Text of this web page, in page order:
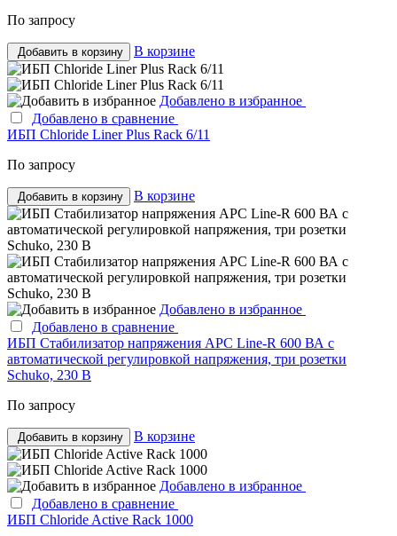
По запросу
Добавить в корзину В корзине
Добавлено в избранное
Добавлено в сравнение
ИБП Chloride Liner Plus Rack 6/11
По запросу
Добавить в корзину В корзине
Добавлено в избранное
Добавлено в сравнение
ИБП Стабилизатор напряжения APC Line-R 600 ВА с
автоматической регулировкой напряжения, три розетки
Schuko, 230 В
По запросу
Добавить в корзину В корзине
Добавлено в избранное
Добавлено в сравнение
ИБП Chloride Active Rack 1000